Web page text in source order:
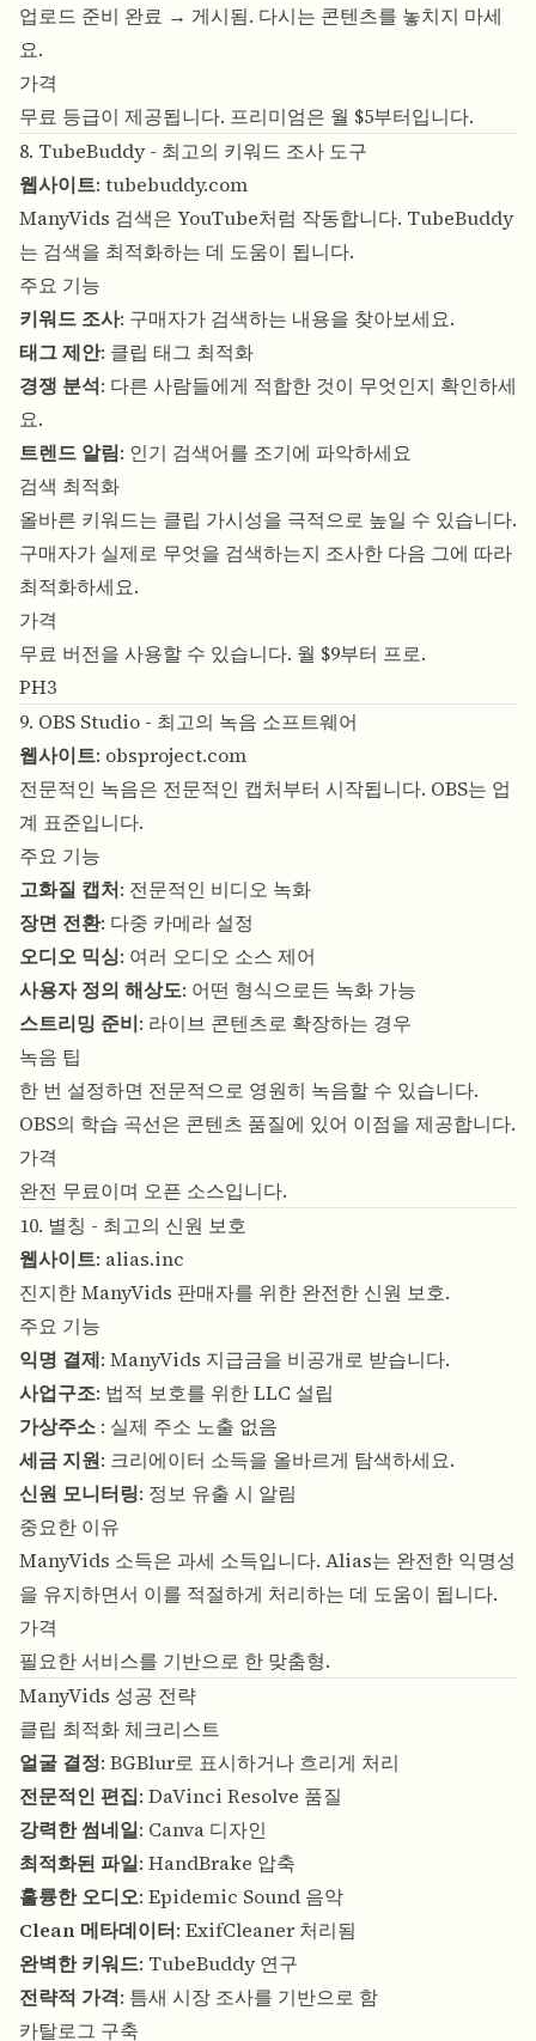
업로드 준비 완료 → 게시됨. 다시는 콘텐츠를 놓치지 마세
요.
가격
무료 등급이 제공됩니다. 프리미엄은 월 $5부터입니다.
8. TubeBuddy - 최고의 키워드 조사 도구
웹사이트: tubebuddy.com
ManyVids 검색은 YouTube처럼 작동합니다. TubeBuddy
는 검색을 최적화하는 데 도움이 됩니다.
주요 기능
키워드 조사: 구매자가 검색하는 내용을 찾아보세요.
태그 제안: 클립 태그 최적화
경쟁 분석: 다른 사람들에게 적합한 것이 무엇인지 확인하세
요.
트렌드 알림: 인기 검색어를 조기에 파악하세요
검색 최적화
올바른 키워드는 클립 가시성을 극적으로 높일 수 있습니다.
구매자가 실제로 무엇을 검색하는지 조사한 다음 그에 따라
최적화하세요.
가격
무료 버전을 사용할 수 있습니다. 월 $9부터 프로.
PH3
9. OBS Studio - 최고의 녹음 소프트웨어
웹사이트: obsproject.com
전문적인 녹음은 전문적인 캡처부터 시작됩니다. OBS는 업
계 표준입니다.
주요 기능
고화질 캡처: 전문적인 비디오 녹화
장면 전환: 다중 카메라 설정
오디오 믹싱: 여러 오디오 소스 제어
사용자 정의 해상도: 어떤 형식으로든 녹화 가능
스트리밍 준비: 라이브 콘텐츠로 확장하는 경우
녹음 팁
한 번 설정하면 전문적으로 영원히 녹음할 수 있습니다.
OBS의 학습 곡선은 콘텐츠 품질에 있어 이점을 제공합니다.
가격
완전 무료이며 오픈 소스입니다.
10. 별칭 - 최고의 신원 보호
웹사이트: alias.inc
진지한 ManyVids 판매자를 위한 완전한 신원 보호.
주요 기능
익명 결제: ManyVids 지급금을 비공개로 받습니다.
사업구조: 법적 보호를 위한 LLC 설립
가상주소 : 실제 주소 노출 없음
세금 지원: 크리에이터 소득을 올바르게 탐색하세요.
신원 모니터링: 정보 유출 시 알림
중요한 이유
ManyVids 소득은 과세 소득입니다. Alias는 완전한 익명성
을 유지하면서 이를 적절하게 처리하는 데 도움이 됩니다.
가격
필요한 서비스를 기반으로 한 맞춤형.
ManyVids 성공 전략
클립 최적화 체크리스트
얼굴 결정: BGBlur로 표시하거나 흐리게 처리
전문적인 편집: DaVinci Resolve 품질
강력한 썸네일: Canva 디자인
최적화된 파일: HandBrake 압축
훌륭한 오디오: Epidemic Sound 음악
Clean 메타데이터: ExifCleaner 처리됨
완벽한 키워드: TubeBuddy 연구
전략적 가격: 틈새 시장 조사를 기반으로 함
카탈로그 구축